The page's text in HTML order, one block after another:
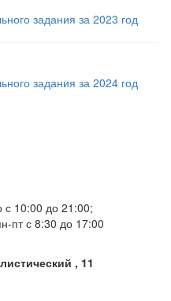
задания за 2023 год
задания за 2024 год
с 10:00 до 21:00;
пт с 8:30 до 17:00
, 11